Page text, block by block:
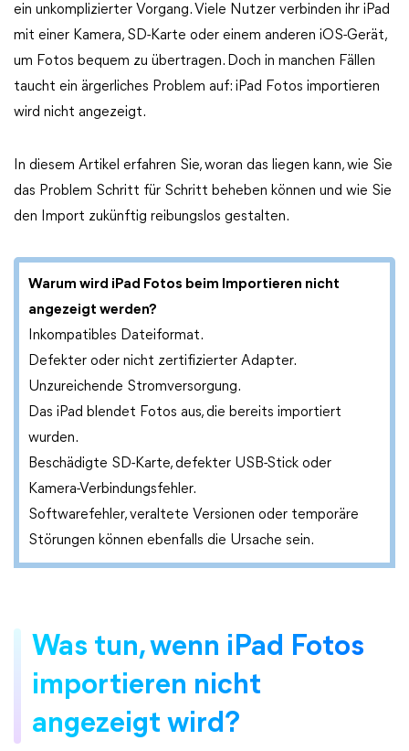
ein unkomplizierter Vorgang. Viele Nutzer verbinden ihr iPad
mit einer Kamera, SD-Karte oder einem anderen iOS-Gerät,
um Fotos bequem zu übertragen. Doch in manchen Fällen
taucht ein ärgerliches Problem auf: iPad Fotos importieren
wird nicht angezeigt.
In diesem Artikel erfahren Sie, woran das liegen kann, wie Sie
das Problem Schritt für Schritt beheben können und wie Sie
den Import zukünftig reibungslos gestalten.
Warum wird iPad Fotos beim Importieren nicht
angezeigt werden?
Inkompatibles Dateiformat.
Defekter oder nicht zertifizierter Adapter.
Unzureichende Stromversorgung.
Das iPad blendet Fotos aus, die bereits importiert
wurden.
Beschädigte SD-Karte, defekter USB-Stick oder
Kamera-Verbindungsfehler.
Softwarefehler, veraltete Versionen oder temporäre
Störungen können ebenfalls die Ursache sein.
Was tun, wenn iPad Fotos
importieren nicht
angezeigt wird?